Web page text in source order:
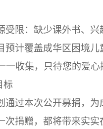
受限：缺少课外书、兴
预计覆盖成华区困境儿
一收集，只待您的爱心
标
通过本次公开募捐，为
次捐赠，都将带来实实